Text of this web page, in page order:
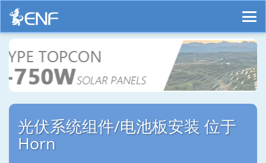
光伏系统组件/电池板安装 位于
Horn